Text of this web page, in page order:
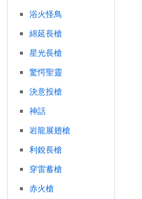
浴火怪鳥
綿延長槍
星光長槍
驚愕聖靈
決意投槍
神話
岩龍展翅槍
利銳長槍
穿雷蓄槍
赤火槍